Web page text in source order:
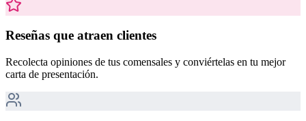
Reseñas que atraen clientes
Recolecta opiniones de tus comensales y conviértelas en tu mejor
carta de presentación.